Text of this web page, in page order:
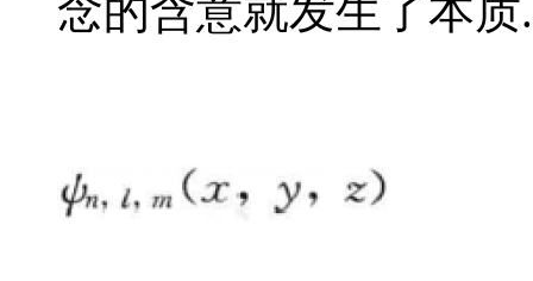
念的含意就发生了本质